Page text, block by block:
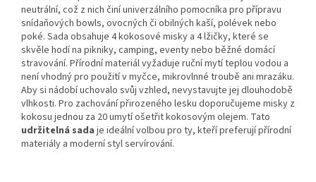
neutrální, což z nich činí univerzálního pomocníka pro přípravu
snídaňových bowls, ovocných či obilných kaší, polévek nebo
poké. Sada obsahuje 4 kokosové misky a 4 lžičky, které se
skvěle hodí na pikniky, camping, eventy nebo běžné domácí
stravování. Přírodní materiál vyžaduje ruční mytí teplou vodou a
není vhodný pro použití v myčce, mikrovlnné troubě ani mrazáku.
Aby si nádobí uchovalo svůj vzhled, nevystavujte jej dlouhodobě
vlhkosti. Pro zachování přirozeného lesku doporučujeme misky z
kokosu jednou za 20 umytí ošetřit kokosovým olejem. Tato
udržitelná sada je ideální volbou pro ty, kteří preferují přírodní
materiály a moderní styl servírování.